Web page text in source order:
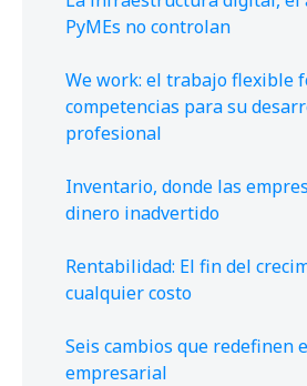
PyMEs no controlan
We work: el trabajo flexible
competencias para su
profesional
Inventario, donde las
dinero inadvertido
Rentabilidad: El fin del
cualquier costo
Seis cambios que redefinen
empresarial